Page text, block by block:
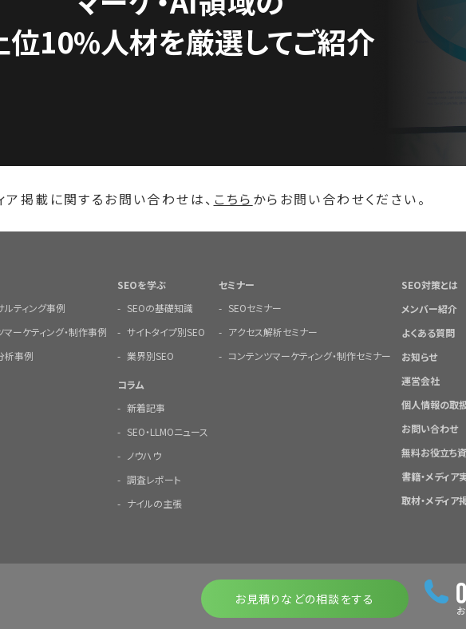
位10%人材を厳選してご紹介
ア掲載に関するお問い合わせは、 こちら からお問い合わせください。
ルティング事例
マーケティング・制作事例
析事例
SEOを学ぶ
SEOの基礎知識
サイトタイプ別SEO
業界別SEO
コラム
新着記事
SEO・LLMOニュース
ノウハウ
調査レポート
ナイルの主張
セミナー
SEOセミナー
アクセス解析セミナー
コンテンツマーケティング・制作セミナー
SEO対策とは
メンバー紹介
よくある質問
お知らせ
運営会社
個人情報の取
お問い合わせ
無料お役立ち
書籍・メディア
取材・メディ
お見積りなどの相談をする